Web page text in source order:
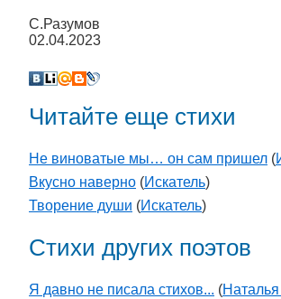
С.Разумов
02.04.2023
Читайте еще стихи
Не виноватые мы… он сам пришел (
Вкусно наверно (Искатель)
Творение души (Искатель)
Стихи других поэтов
Я давно не писала стихов... (